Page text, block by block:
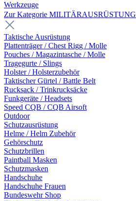
Werkzeuge
Zur Kategorie MILITÄRAUSRÜSTUNG
Taktische Ausrüstung
Plattenträger / Chest Rigg / Molle
Pouches / Magazintasche / Molle
Tragegurte / Slings
Holster / Holsterzubehör
Taktischer Gürtel / Battle Belt
Rucksack / Trinkrucksäcke
Funkgeräte / Headsets
Speed CQB / CQB Airsoft
Outdoor
Schutzausrüstung
Helme / Helm Zubehör
Gehörschutz
Schutzbrillen
Paintball Masken
Schutzmasken
Handschuhe
Handschuhe Frauen
Bundeswehr Shop